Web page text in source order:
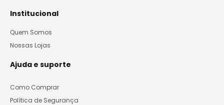
Institucional
Quem Somos
Nossas Lojas
Ajuda e suporte
Como Comprar
Política de Segurança